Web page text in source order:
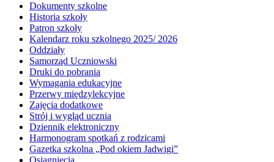
Dokumenty szkolne
Historia szkoły
Patron szkoły
Kalendarz roku szkolnego 2025/ 2026
Oddziały
Samorząd Uczniowski
Druki do pobrania
Wymagania edukacyjne
Przerwy międzylekcyjne
Zajęcia dodatkowe
Strój i wygląd ucznia
Dziennik elektroniczny
Harmonogram spotkań z rodzicami
Gazetka szkolna „Pod okiem Jadwigi”
Osiągnięcia